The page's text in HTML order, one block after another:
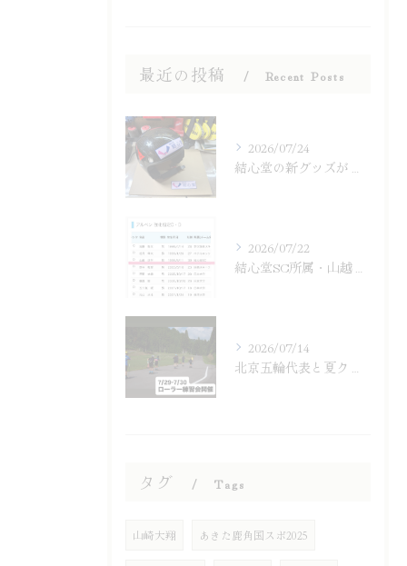
最近の投稿 Recent Posts
2026/07/24
2026/07/22
2026/07/14
タグ Tags
山崎大翔 あきた鹿角国スポ2025